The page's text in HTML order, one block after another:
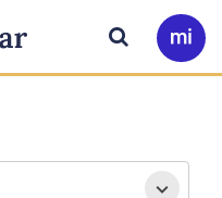
Ir
a
Buscar